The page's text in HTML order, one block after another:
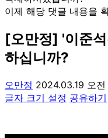
이제 해당 댓글 내용을
[오만정] '이준
하십니까?
오만정 2024.03.19 오
글자 크기 설정 공유하기